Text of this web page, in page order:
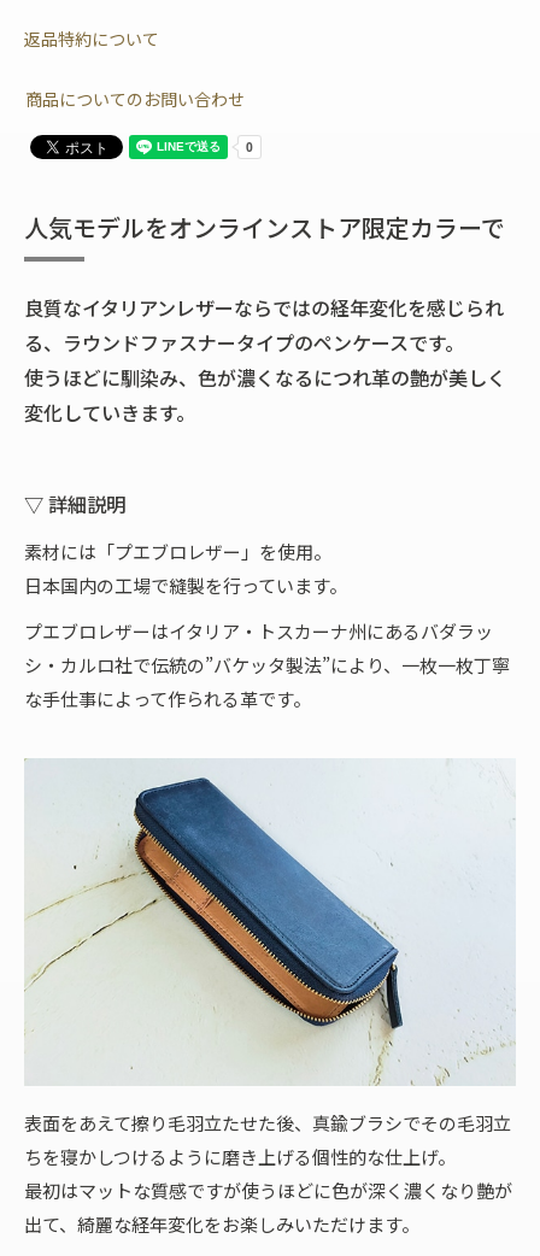
返品特約について
商品についてのお問い合わせ
人気モデルをオンラインストア限定カラーで
良質なイタリアンレザーならではの経年変化を感じられ
る、ラウンドファスナータイプのペンケースです。
使うほどに馴染み、色が濃くなるにつれ革の艶が美しく
変化していきます。
▽ 詳細説明
素材には「プエブロレザー」を使用。
日本国内の工場で縫製を行っています。
プエブロレザーはイタリア・トスカーナ州にあるバダラッ
シ・カルロ社で伝統の”バケッタ製法”により、一枚一枚丁寧
な手仕事によって作られる革です。
表面をあえて擦り毛羽立たせた後、真鍮ブラシでその毛羽立
ちを寝かしつけるように磨き上げる個性的な仕上げ。
最初はマットな質感ですが使うほどに色が深く濃くなり艶が
出て、綺麗な経年変化をお楽しみいただけます。